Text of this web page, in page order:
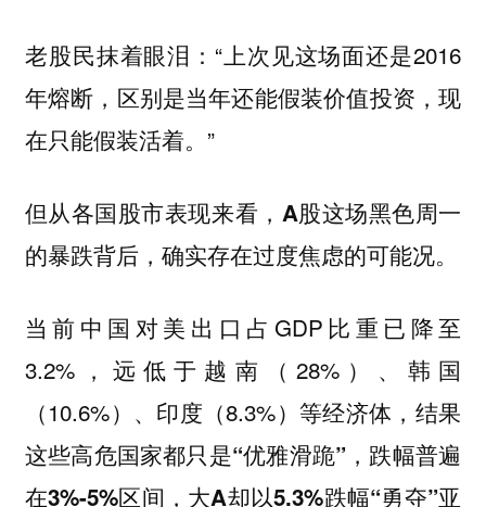
老股民抹着眼泪：“上次见这场面还是2016
年熔断，区别是当年还能假装价值投资，现
在只能假装活着。”
但从各国股市表现来看，A股这场黑色周一
的暴跌背后，确实存在过度焦虑的可能况。
当前中国对美出口占GDP比重已降至
3.2%，远低于越南（28%）、韩国
（10.6%）、印度（8.3%）等经济体， 结果
这些高危国家都只是“优雅滑跪”，跌幅普遍
在3%-5%区间，大A却以5.3%跌幅“勇夺”亚